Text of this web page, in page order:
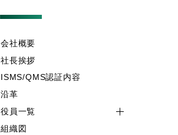
会社概要
社長挨拶
ISMS/QMS認証内容
沿革
役員一覧
組織図